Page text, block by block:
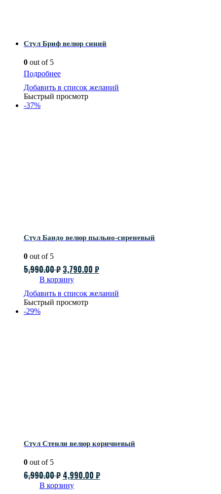
Стул Бриф велюр синий
0 out of 5
Подробнее
Добавить в список желаний
Быстрый просмотр
-37%
Стул Бандо велюр пыльно-сиреневый
0 out of 5
5,990.00₽ Первоначальная
цена
составляла
5,990.00 ₽.
3,790.00 ₽Текущая
3,790.00 ₽.
В корзину
Добавить в список желаний
Быстрый просмотр
-29%
Стул Стенли велюр коричневый
0 out of 5
6,990.00₽ Первоначальная
цена
4,990.00 ₽Текущая
В корзину